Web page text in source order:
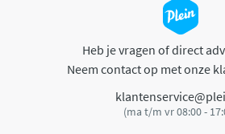
Heb je vragen of direct
Neem contact op met onze
(ma t/m vr 08:00 -